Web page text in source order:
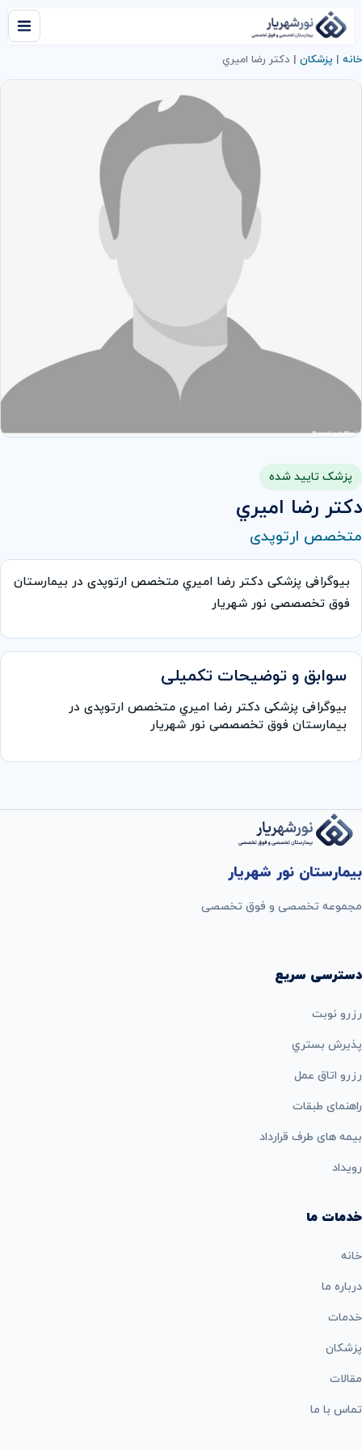
خانه | پزشکان | دكتر رضا اميري
پزشک تایید شده
دكتر رضا اميري
متخصص ارتوپدی
بیوگرافی پزشکی دكتر رضا اميري متخصص ارتوپدی در بیمارستان
فوق تخصصصی نور شهریار
سوابق و توضیحات تکمیلی
بیوگرافی پزشکی دكتر رضا اميري متخصص ارتوپدی در
بیمارستان فوق تخصصصی نور شهریار
بیمارستان نور شهریار
مجموعه تخصصی و فوق تخصصی
دسترسی سریع
رزرو نوبت
پذيرش بستري
رزرو اتاق عمل
راهنمای طبقات
بيمه های طرف قرارداد
رویداد
خدمات ما
خانه
درباره ما
خدمات
پزشکان
مقالات
تماس با ما